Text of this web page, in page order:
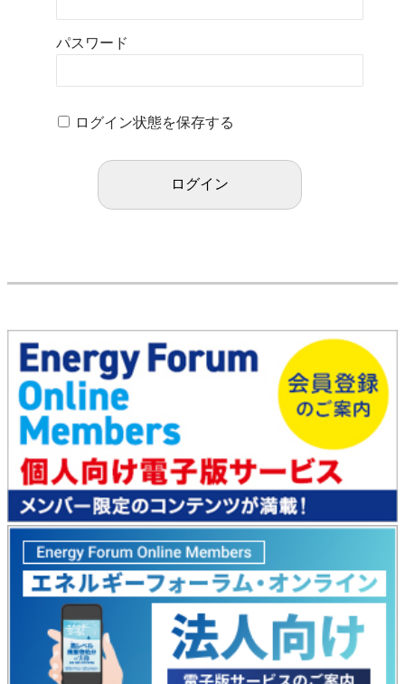
パスワード
ログイン状態を保存する